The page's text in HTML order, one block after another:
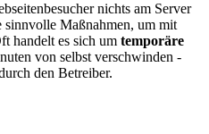
nichts am Server
sinnvolle Maßnahmen, um mit
handelt es sich um temporäre
von selbst verschwinden -
den Betreiber.